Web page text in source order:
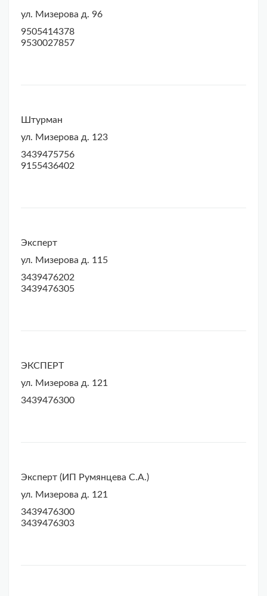
ул. Мизерова д. 96
9505414378
9530027857
Штурман
ул. Мизерова д. 123
3439475756
9155436402
Эксперт
ул. Мизерова д. 115
3439476202
3439476305
ЭКСПЕРТ
ул. Мизерова д. 121
3439476300
Эксперт (ИП Румянцева С.А.)
ул. Мизерова д. 121
3439476300
3439476303